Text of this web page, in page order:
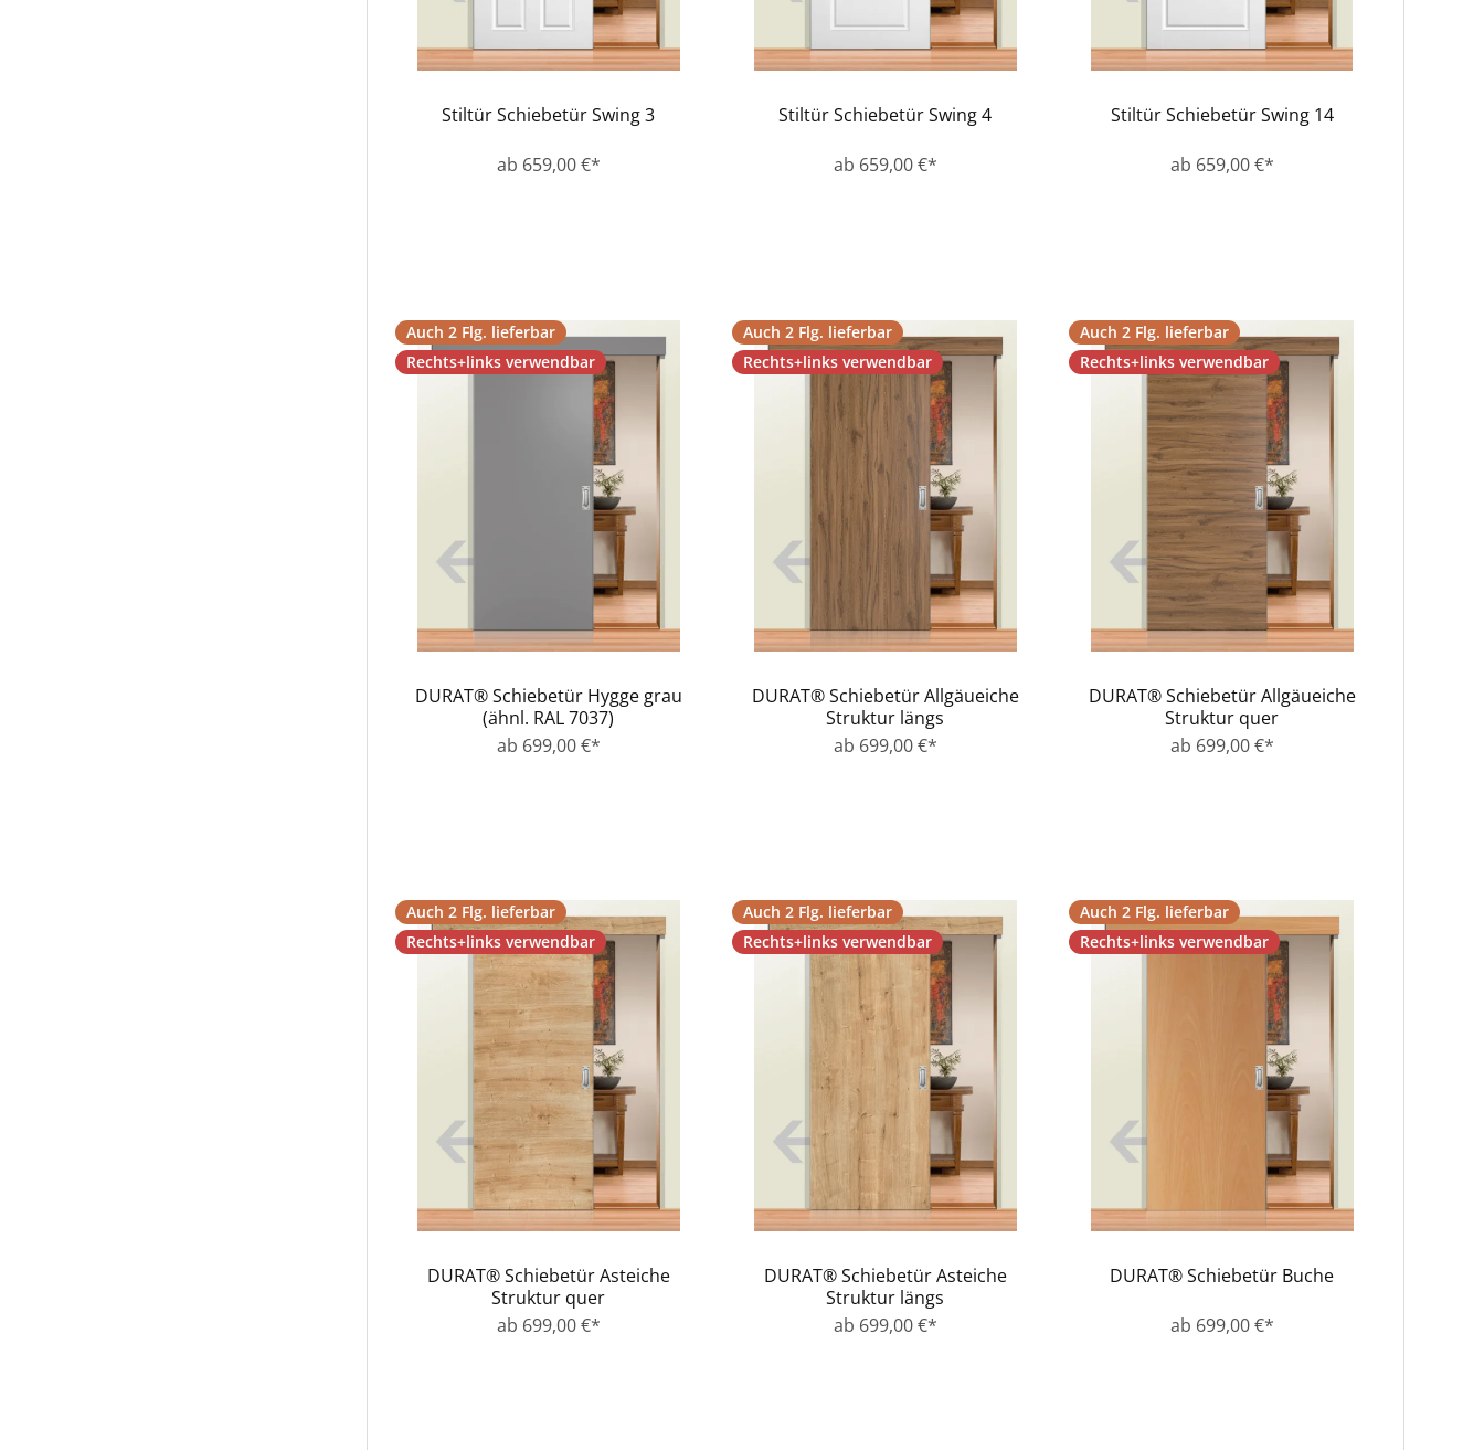
Stiltür Schiebetür Swing 3
ab 659,00 €*
Stiltür Schiebetür Swing 4
ab 659,00 €*
Stiltür Schiebetür Swing 14
ab 659,00 €*
Auch 2 Flg. lieferbar
Rechts+links verwendbar
DURAT® Schiebetür Hygge grau
(ähnl. RAL 7037)
ab 699,00 €*
Auch 2 Flg. lieferbar
Rechts+links verwendbar
DURAT® Schiebetür Allgäueiche
Struktur längs
ab 699,00 €*
Auch 2 Flg. lieferbar
Rechts+links verwendbar
DURAT® Schiebetür Allgäueiche
Struktur quer
ab 699,00 €*
Auch 2 Flg. lieferbar
Rechts+links verwendbar
DURAT® Schiebetür Asteiche
Struktur quer
ab 699,00 €*
Auch 2 Flg. lieferbar
Rechts+links verwendbar
DURAT® Schiebetür Asteiche
Struktur längs
ab 699,00 €*
Auch 2 Flg. lieferbar
Rechts+links verwendbar
DURAT® Schiebetür Buche
ab 699,00 €*